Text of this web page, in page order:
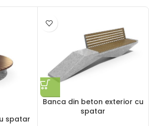
spatar
Banca din beton exterior cu
spatar